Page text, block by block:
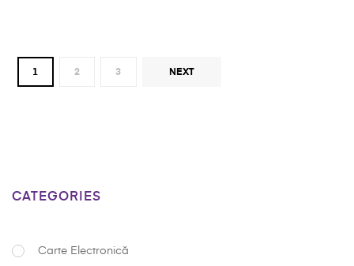
1 2 3 NEXT
CATEGORIES
Carte Electronică